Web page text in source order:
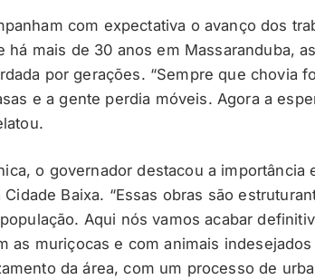
com expectativa o avanço dos
há mais de 30 anos em Massaranduba,
por gerações. “Sempre que chovia
e a gente perdia móveis. Agora a
o governador destacou a importância
Baixa. “Essas obras são
Aqui nós vamos acabar
as muriçocas e com animais
da área, com um processo de